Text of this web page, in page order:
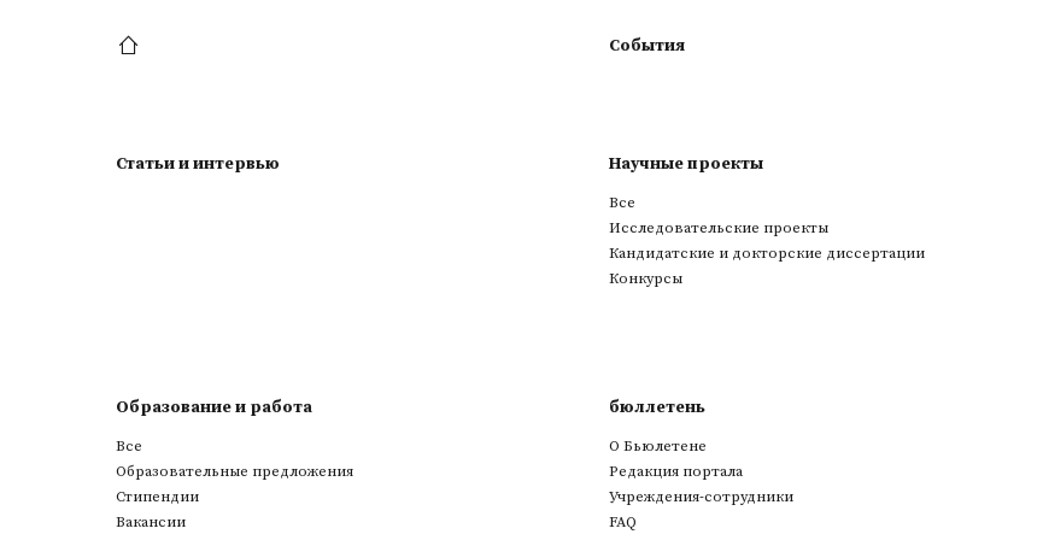
События
Статьи и интервью Научные проекты
Все
Исследовательские проекты
Кандидатские и докторские диссертации
Конкурсы
Образование и работа
Все
Образовательные предложения
Стипендии
Вакансии
бюллетень
О Бьюлетене
Редакция портала
Учреждения-сотрудники
FAQ